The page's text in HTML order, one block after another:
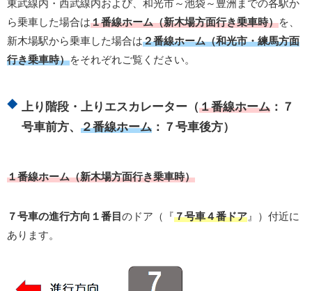
東武線内・西武線内および、和光市～池袋～豊洲までの各駅か
ら乗車した場合は１番線ホーム（新木場方面行き乗車時）を、
新木場駅から乗車した場合は２番線ホーム（和光市・練馬方面
行き乗車時）をそれぞれご覧ください。
上り階段・上りエスカレーター（１番線ホーム ：７
号車前方、２番線ホーム ：７号車後方）
１番線ホーム（新木場方面行き乗車時）
７号車の進行方向１番目 のドア（『７号車４番ドア 』）付近に
あります。